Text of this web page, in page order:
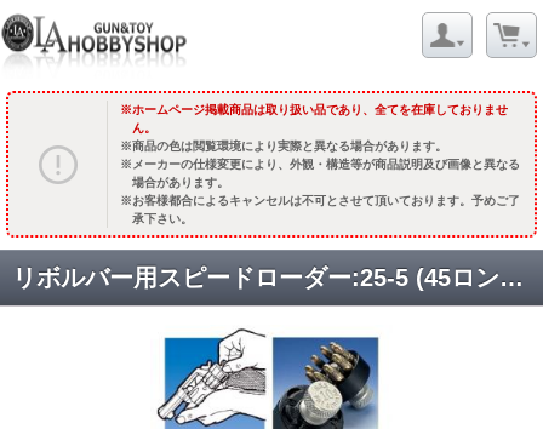
ホームページ掲載商品は取り扱い品であり、全てを在庫しておりませ
ん。
商品の色は閲覧環境により実際と異なる場合があります。
メーカーの仕様変更により、外観・構造等が商品説明及び画像と異なる
場合があります。
お客様都合によるキャンセルは不可とさせて頂いております。予めご了
承下さい。
リボルバー用スピードローダー:25-5 (45ロングコルト/454カスール) [品切中.再入荷時期未定]